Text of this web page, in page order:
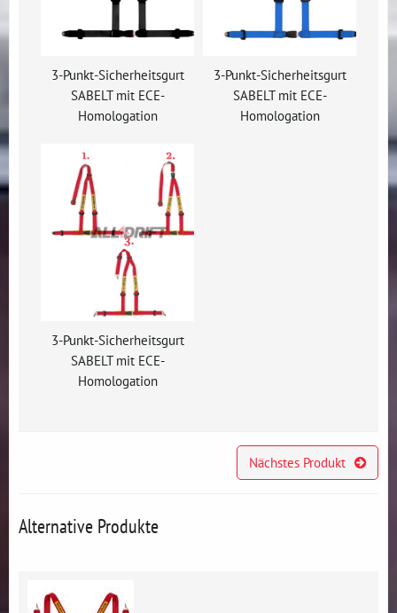
3-Punkt-Sicherheitsgurt
SABELT mit ECE-
Homologation
3-Punkt-Sicherheitsgurt
SABELT mit ECE-
Homologation
3-Punkt-Sicherheitsgurt
SABELT mit ECE-
Homologation
Nächstes Produkt
Alternative Produkte